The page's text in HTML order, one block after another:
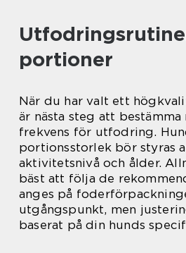
portioner
När du har valt ett
är nästa steg att
frekvens för utfodring.
portionsstorlek bör styras
aktivitetsnivå och ålder.
bäst att följa de
anges på
utgångspunkt, men
baserat på din hunds